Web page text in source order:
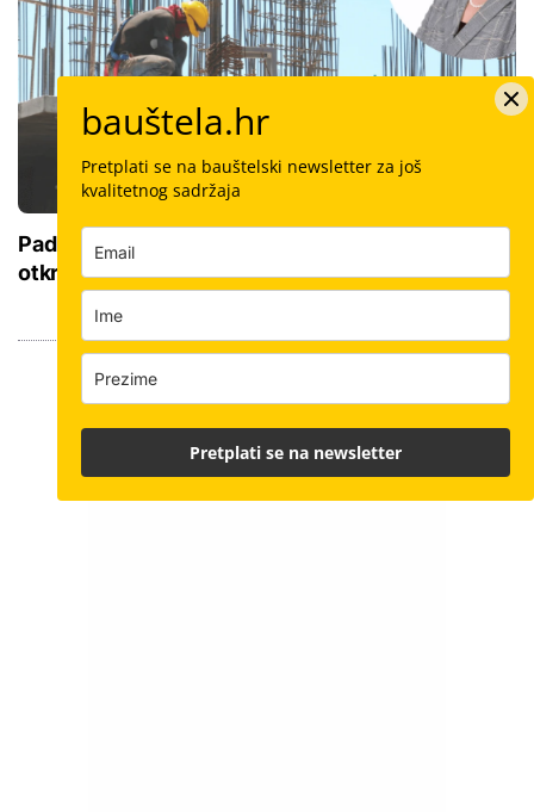
Pad sa skele ili nezgoda sa strojem: Odvjetnica
otkriva kako do odštete i kolika uopće može biti
bauštela.hr
Pretplati se na bauštelski newsletter za još
kvalitetnog sadržaja
Pretplati se na newsletter